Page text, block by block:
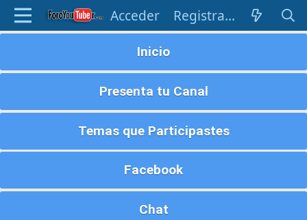
Acceder Registrarse
Inicio
Presenta tu Canal
Temas que Participastes
Facebook
Chat